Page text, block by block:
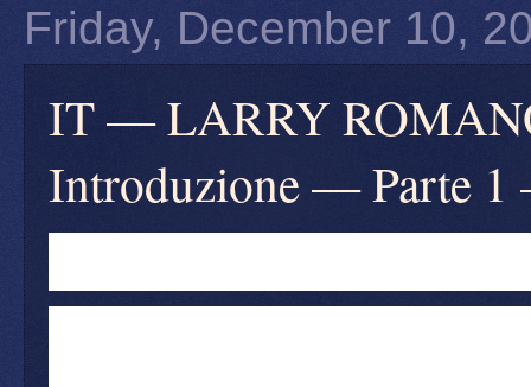
Friday, December 10,
IT — LARRY
Introduzione — Parte